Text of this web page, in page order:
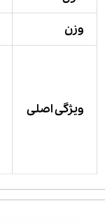
وزن
ویژگی اصلی